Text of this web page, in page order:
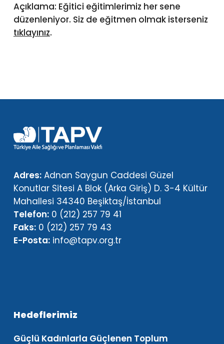
Açıklama: Eğitici eğitimlerimiz her sene
düzenleniyor. Siz de eğitmen olmak isterseniz
tıklayınız.
Adres:Adnan Saygun Caddesi Güzel
Konutlar Sitesi A Blok (Arka Giriş) D. 3-4 Kültür
Mahallesi 34340 Beşiktaş/İstanbul
Telefon: 0 (212) 257 79 41
Faks:0 (212) 257 79 43
E-Posta: info@tapv.org.tr
Hedeflerimiz
Güçlü Kadınlarla Güçlenen Toplum